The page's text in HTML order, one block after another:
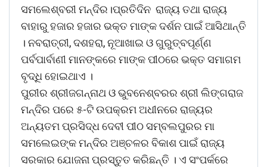
ସମଲେଶ୍ବରୀ ମନ୍ଦିର।ପ୍ରତିଦିନ ରାଜ୍ୟ ତଥା ରାଜ୍ୟ
ବାହାରୁ ହଜାର ହଜାର ଭକ୍ତ ମାଙ୍କ ଦର୍ଶନ ପାଇଁ ଆସିଥାନ୍ତି
। ନବରାତ୍ରୀ, ଦଶହରା, ନୂଆଖାଇ ଓ ଗୁରୁତ୍ବପୂର୍ଣ୍ଣ
ପର୍ବପାର୍ବାଣୀ ମାନଙ୍କରେ ମାଙ୍କ ପୀଠରେ ଭକ୍ତ ସମାଗମ
ବୃଦ୍ଧି ହୋଇଥାଏ ।
ପୁରୀର ଶ୍ରୀଜଗନ୍ନାଥ ଓ ଭୁବନେଶ୍ବରର ଶ୍ରୀ ଲିଙ୍ଗରାଜ
ମନ୍ଦିର ପରେ ୫-ଟି ଉପକ୍ରମ ଅଧୀନରେ ରାଜ୍ୟର
ଅନ୍ୟତମ ପ୍ରସିଦ୍ଧ ଦେବୀ ପୀଠ ସମ୍ବଲପୁରର ମା
ସମଲେଇଙ୍କ ମନ୍ଦିର ଅଞ୍ଚଳର ବିକାଶ ପାଇଁ ରାଜ୍ୟ
ସରକାର ଯୋଜନା ପ୍ରସ୍ତୁତ କରିଛନ୍ତି । ଏ ସଂପର୍କରେ